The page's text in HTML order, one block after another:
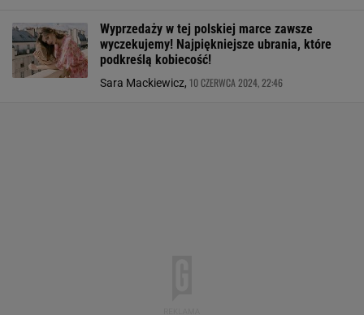
Wyprzedaży w tej polskiej marce zawsze
wyczekujemy! Najpiękniejsze ubrania, które
podkreślą kobiecość!
Sara Mackiewicz, 10 CZERWCA 2024, 22:46